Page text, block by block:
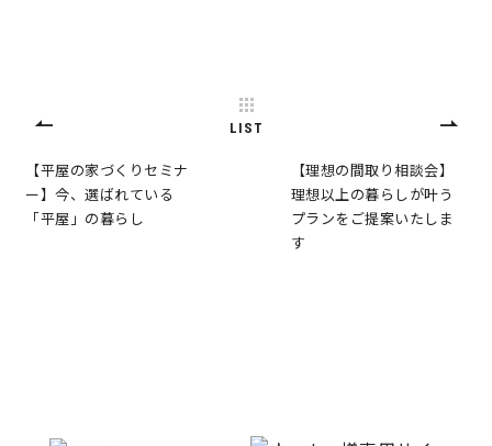
【平屋の家づくりセミナ
ー】今、選ばれている
「平屋」の暮らし
LIST
【理想の間取り相談会】
理想以上の暮らしが叶う
プランをご提案いたしま
す